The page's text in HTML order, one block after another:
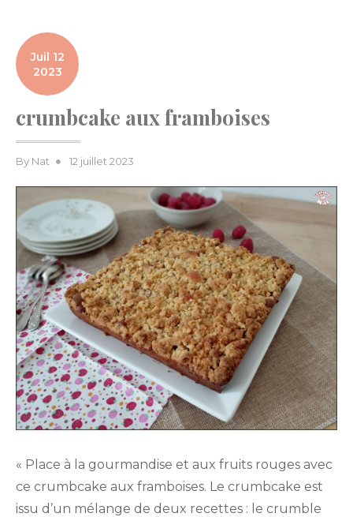
Juil 12
2023
crumbcake aux framboises
By Nat
Posted
12 juillet 2023
« Place à la gourmandise et aux fruits rouges avec
ce crumbcake aux framboises. Le crumbcake est
issu d’un mélange de deux recettes : le crumble